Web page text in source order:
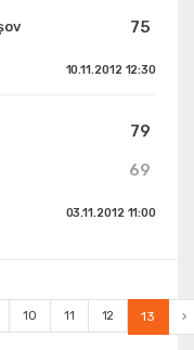
75
10.11.2012 12:30
79
69
03.11.2012 11:00
10 11 12 13 ›